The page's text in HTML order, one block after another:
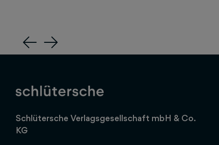
Previous
Next
Schlütersche Verlagsgesellschaft mbH & Co.
KG